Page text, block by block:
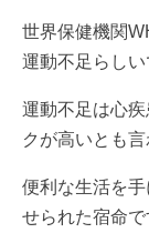
世界保健機関
運動不足らしい
運動不足は心
クが高いとも言
便利な生活を
せられた宿命で